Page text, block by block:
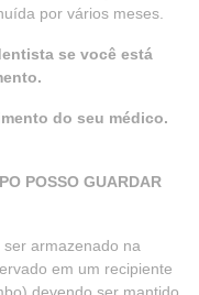
por vários meses.
se você está
do seu médico.
POSSO GUARDAR
armazenado na
em um recipiente